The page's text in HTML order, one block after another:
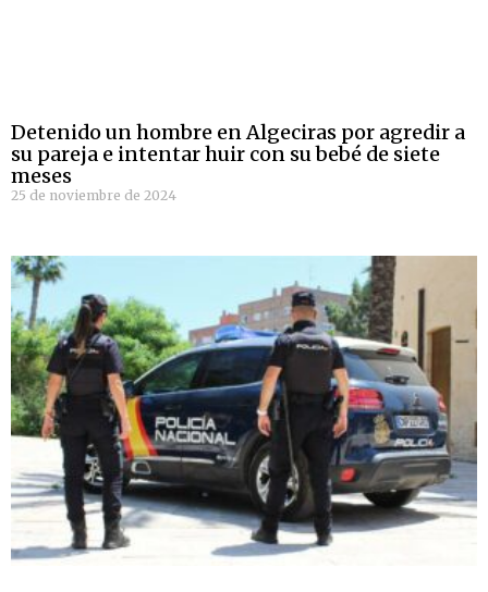
Detenido un hombre en Algeciras por agredir a
su pareja e intentar huir con su bebé de siete
meses
25 de noviembre de 2024